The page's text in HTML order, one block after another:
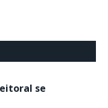
se